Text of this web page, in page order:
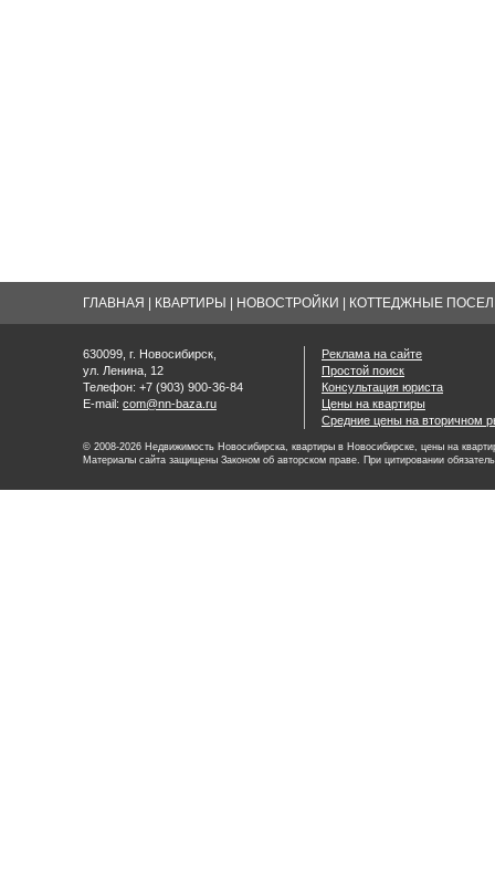
ГЛАВНАЯ КВАРТИРЫ НОВОСТРОЙКИ КОТТЕДЖНЫЕ
630099, г. Новосибирск,
ул. Ленина, 12
Телефон: +7 (903) 900-36-84
E-mail: com@nn-baza.ru
Реклама на сайте
Простой поиск
Консультация юриста
Цены на квартиры
Средние цены на вторичном
© 2008-2026 Недвижимость Новосибирска, квартиры в Новосибирске, цены на
Материалы сайта защищены Законом об авторском праве. При цитировании